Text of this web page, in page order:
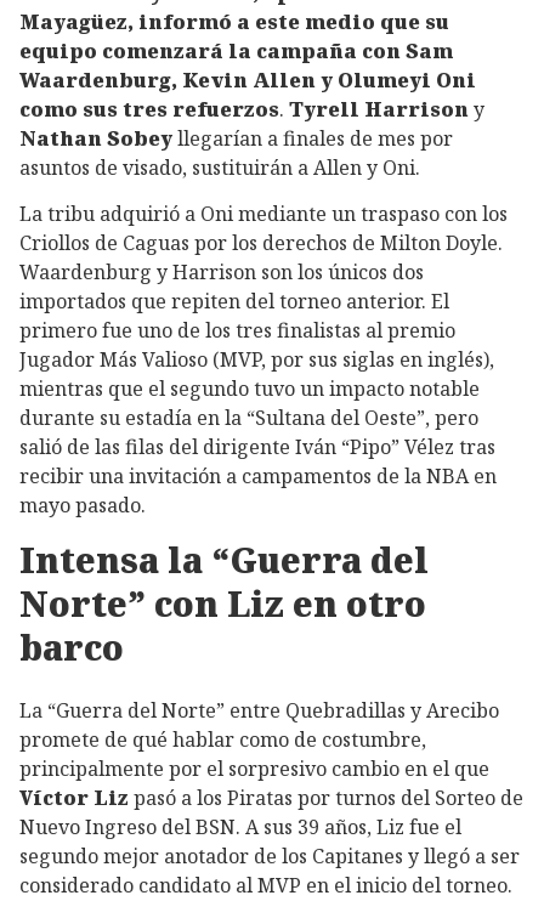
Mayagüez, informó a este medio que su
equipo comenzará la campaña con Sam
Waardenburg, Kevin Allen y Olumeyi Oni
como sus tres refuerzos. Tyrell Harrisony
Nathan Sobeyllegarían a finales de mes por
asuntos de visado, sustituirán a Allen y Oni.
La tribu adquirió a Oni mediante un traspaso con los
Criollos de Caguas por los derechos de Milton Doyle.
Waardenburg y Harrison son los únicos dos
importados que repiten del torneo anterior. El
primero fue uno de los tres finalistas al premio
Jugador Más Valioso (MVP, por sus siglas en inglés),
mientras que el segundo tuvo un impacto notable
durante su estadía en la “Sultana del Oeste”, pero
salió de las filas del dirigente Iván “Pipo” Vélez tras
recibir una invitación a campamentos de la NBA en
mayo pasado.
Intensa la “Guerra del
Norte” con Liz en otro
barco
La “Guerra del Norte” entre Quebradillas y Arecibo
promete de qué hablar como de costumbre,
principalmente por el sorpresivo cambio en el que
Víctor Liz pasó a los Piratas por turnos del Sorteo de
Nuevo Ingreso del BSN. A sus 39 años, Liz fue el
segundo mejor anotador de los Capitanes y llegó a ser
considerado candidato al MVP en el inicio del torneo.